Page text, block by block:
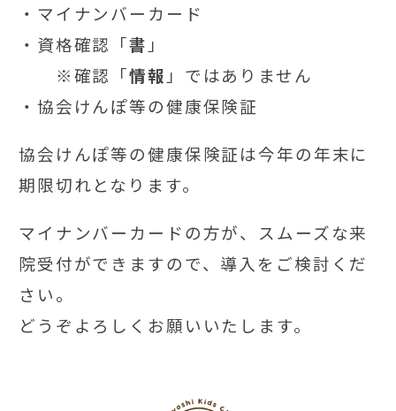
・マイナンバーカード
・資格確認「書」
※確認「情報」ではありません
・協会けんぽ等の健康保険証
協会けんぽ等の健康保険証は今年の年末に
期限切れとなります。
マイナンバーカードの方が、スムーズな来
院受付ができますので、導入をご検討くだ
さい。
どうぞよろしくお願いいたします。